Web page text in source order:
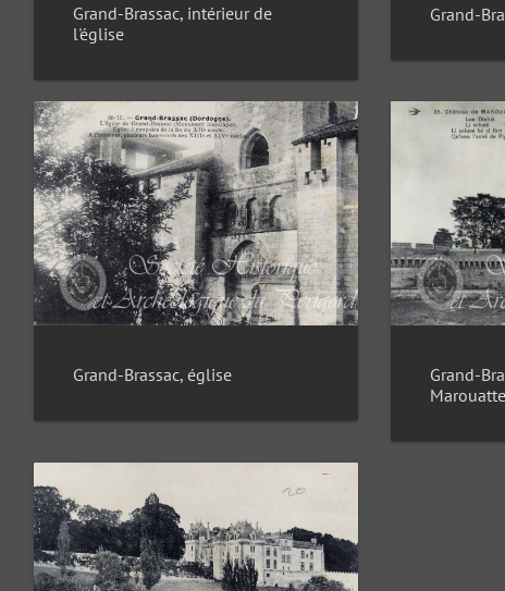
Grand-Brassac, intérieur de
l'église
Grand-
Grand-Brassac, église
Grand-
Marouatte